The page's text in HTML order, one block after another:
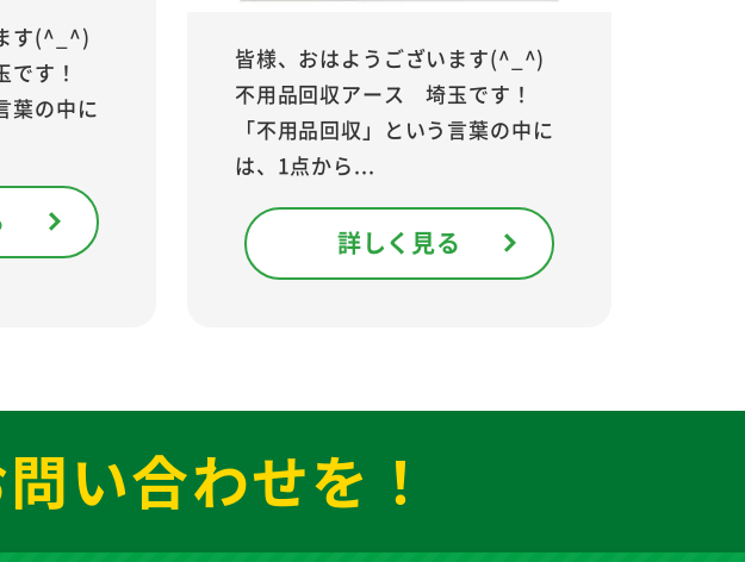
す(^_^)
す！
葉の中に
皆様、おはようございます(^_^)
不用品回収アース 埼玉です！
「不用品回収」という言葉の中に
は、1点から...
詳しく見る
い合わせを！